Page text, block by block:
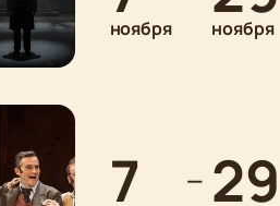
ноября ноября
7 — 29